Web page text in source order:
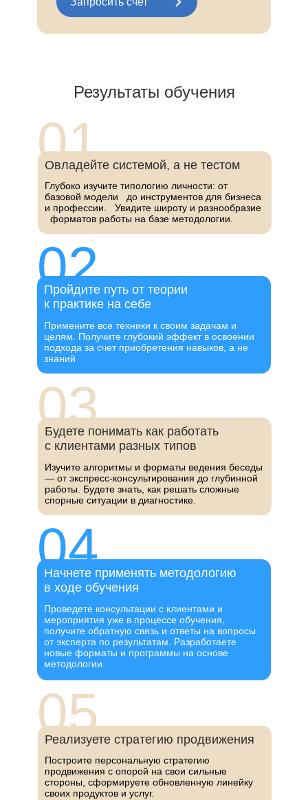
Результаты обучения
01
Овладейте системой, а не тестом
Глубоко изучите типологию личности: от
базовой модели до инструментов для бизнеса
и профессии. Увидите широту и разнообразие
форматов работы на базе методологии.
03
Будете понимать как работать
с клиентами разных типов
Изучите алгоритмы и форматы ведения беседы
— от экспресс-консультирования до глубинной
работы. Будете знать, как решать сложные
спорные ситуации в диагностике.
05
Реализуете стратегию продвижения
Построите персональную стратегию
продвижения с опорой на свои сильные
стороны, сформируете обновленную линейку
своих продуктов и услуг.
02
Пройдите путь от теории
к практике на себе
Примените все техники к своим задачам и
целям. Получите глубокий эффект в освоении
подхода за счет приобретения навыков, а не
знаний
04
Начнете применять методологию
в ходе обучения
Проведете консультации с клиентами и
мероприятия уже в процессе обучения,
получите обратную связь и ответы на вопросы
от эксперта по результатам. Разработаете
новые форматы и программы на основе
методологии.